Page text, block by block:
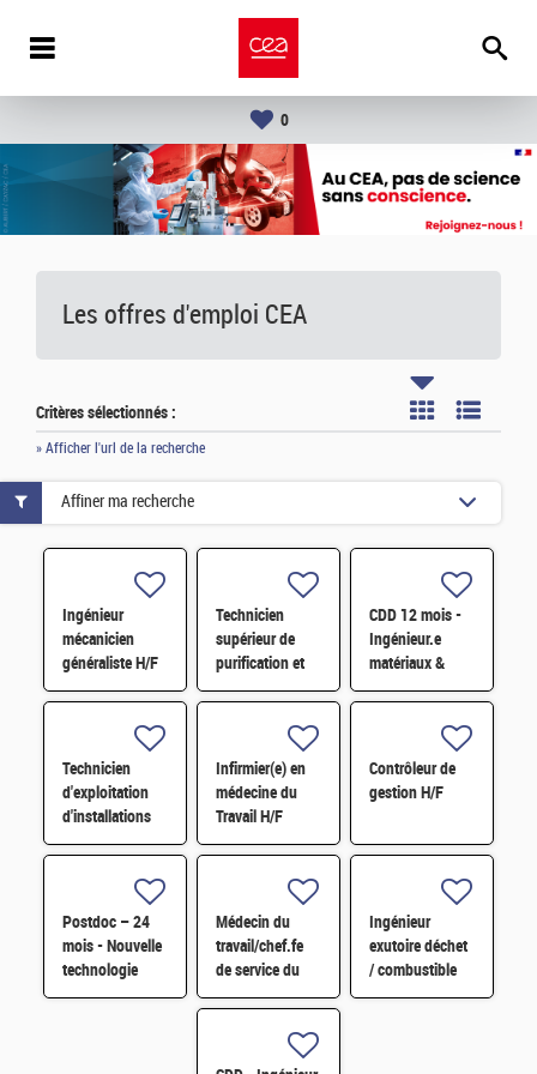
0
Les offres d'emploi CEA
Critères sélectionnés :
» Afficher l'url de la recherche
Ingénieur
mécanicien
généraliste H/F
Technicien
supérieur de
purification et
fabrication en
CDD 12 mois -
Ingénieur.e
matériaux &
soudage H/F
Technicien
d'exploitation
d'installations
H/F
Infirmier(e) en
médecine du
Travail H/F
Contrôleur de
gestion H/F
Postdoc – 24
mois - Nouvelle
technologie
d'imagerie
Médecin du
travail/chef.fe
de service du
SPST H/F
Ingénieur
exutoire déchet
/ combustible
H/F
Affiner ma recherche